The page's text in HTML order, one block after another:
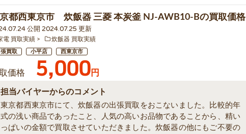
都西東京市 炊飯器 三菱 本炭釜 NJ-AWB10-Bの買取価格
公開 2024.07.25 更新
電 買取実績 炊飯器 買取実績
買取 小平店 西東京市
価格 5,000円
担当バイヤーからのコメント
東京都西東京市にて、炊飯器の出張買取をおこないました。比較的年
式の浅い商品であったこと、人気の高いお品物であることから、精い
っぱいの金額で買取させていただきました。炊飯器の他にもご不要の